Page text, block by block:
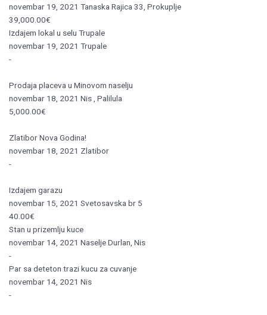
novembar 19, 2021 Tanaska Rajica 33, Prokuplje
39,000.00€
Izdajem lokal u selu Trupale
novembar 19, 2021 Trupale
-
Prodaja placeva u Minovom naselju
novembar 18, 2021 Nis , Palilula
5,000.00€
Zlatibor Nova Godina!
novembar 18, 2021 Zlatibor
-
Izdajem garazu
novembar 15, 2021 Svetosavska br 5
40.00€
Stan u prizemlju kuce
novembar 14, 2021 Naselje Durlan, Nis
-
Par sa deteton trazi kucu za cuvanje
novembar 14, 2021 Nis
-